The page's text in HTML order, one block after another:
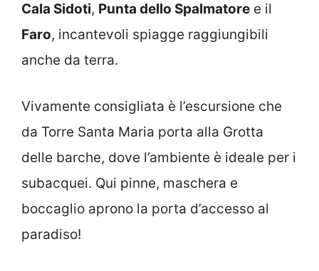
Cala Sidoti, Punta dello Spalmatore e il
Faro, incantevoli spiagge raggiungibili
anche da terra.
Vivamente consigliata è l’escursione che
da Torre Santa Maria porta alla Grotta
delle barche, dove l’ambiente è ideale per i
subacquei. Qui pinne, maschera e
boccaglio aprono la porta d’accesso al
paradiso!